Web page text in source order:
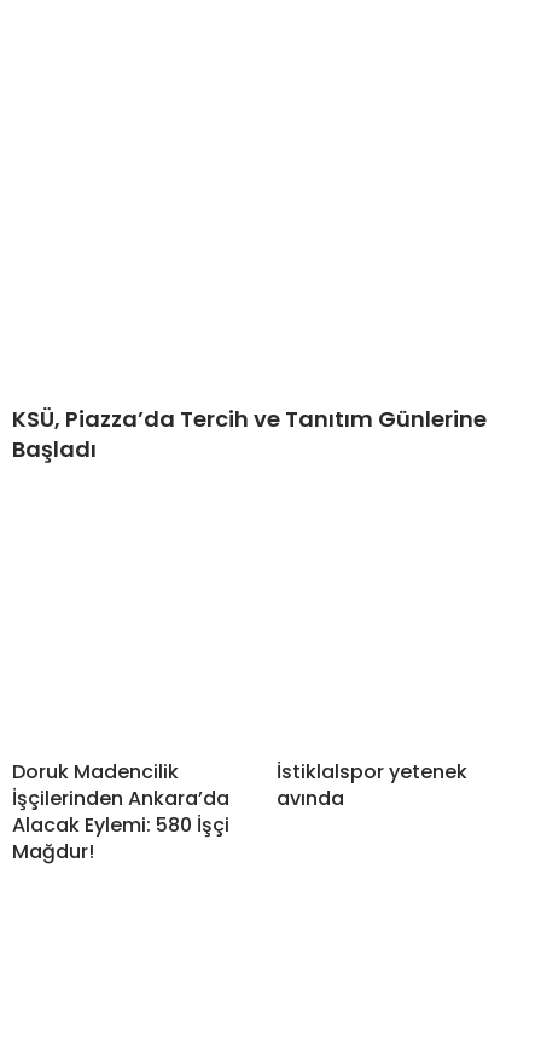
KSÜ, Piazza’da Tercih ve Tanıtım Günlerine
Başladı
Doruk Madencilik
İşçilerinden Ankara’da
Alacak Eylemi: 580 İşçi
Mağdur!
İstiklalspor yetenek
avında